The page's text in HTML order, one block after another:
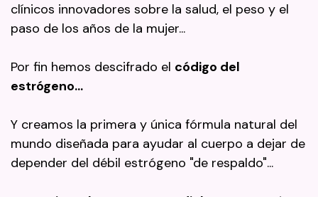
clínicos innovadores sobre la salud, el peso y el
paso de los años de la mujer...
Por fin hemos descifrado el código del
estrógeno…
Y creamos la primera y única fórmula natural del
mundo diseñada para ayudar al cuerpo a dejar de
depender del débil estrógeno "de respaldo"...